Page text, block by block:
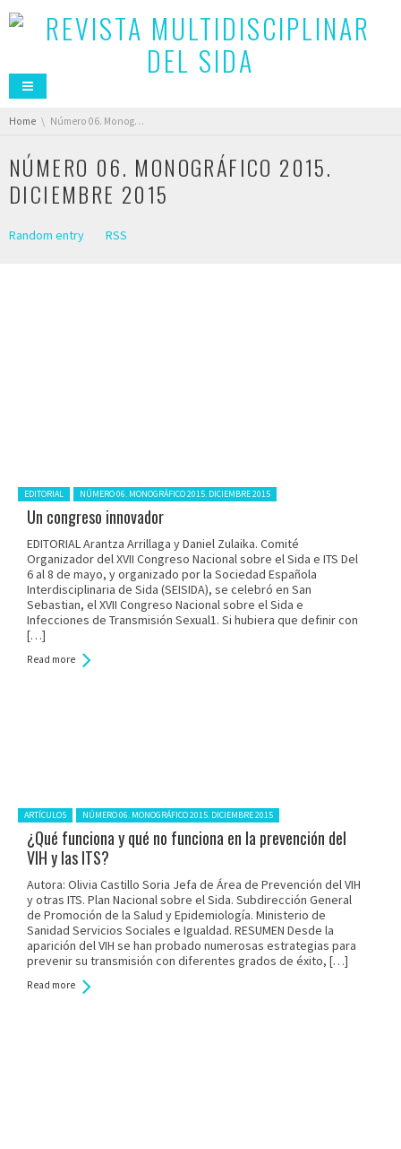
You are here:
Home Número 06. Monográfico 2015. Diciembre 2015
NÚMERO 06. MONOGRÁFICO 2015.
DICIEMBRE 2015
Random entry RSS
Posted in:
EDITORIAL NÚMERO 06. MONOGRÁFICO 2015. DICIEMBRE 2015
Un congreso innovador
EDITORIAL Arantza Arrillaga y Daniel Zulaika. Comité
Organizador del XVII Congreso Nacional sobre el Sida e ITS Del
6 al 8 de mayo, y organizado por la Sociedad Española
Interdisciplinaria de Sida (SEISIDA), se celebró en San
Sebastian, el XVII Congreso Nacional sobre el Sida e
Infecciones de Transmisión Sexual1. Si hubiera que definir con
[…]
Read more
Posted in:
ARTÍCULOS NÚMERO 06. MONOGRÁFICO 2015. DICIEMBRE 2015
¿Qué funciona y qué no funciona en la prevención del
VIH y las ITS?
Autora: Olivia Castillo Soria Jefa de Área de Prevención del VIH
y otras ITS. Plan Nacional sobre el Sida. Subdirección General
de Promoción de la Salud y Epidemiología. Ministerio de
Sanidad Servicios Sociales e Igualdad. RESUMEN Desde la
aparición del VIH se han probado numerosas estrategias para
prevenir su transmisión con diferentes grados de éxito, […]
Read more